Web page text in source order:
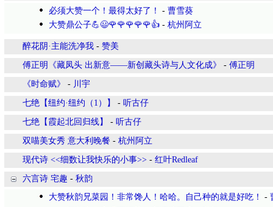
必须大赞一个！最得太好了！ - 曹雪葵
大赞鼎公子💪😃🌹🌹🌹🌹🌹👍 - 杭州阿立
醉花阴·主能洗净我 - 赞美
傅正明《藏凤头 出新意——新创藏头诗与人文化成》 - 傅正明
《时命赋》 - 川宇
七绝【纽约·纽约（1）】 - 听古仔
七绝【霞起北回归线】 - 听古仔
双喵美女秀 意大利晚餐 - 杭州阿立
现代诗 <<细数让我快乐的小事>> - 红叶Redleaf
六言诗 宅趣 - 秋韵
大赞秋韵兄菜园！非常馋人！哈哈。自己种的就是好吃！
-